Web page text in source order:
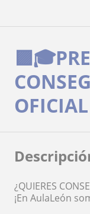
¿QUIERES
¡En AulaLeón